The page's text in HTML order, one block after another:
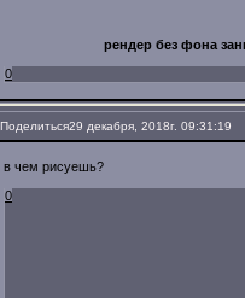
рендер без фона
0
Поделиться29 декабря, 2018г. 09:31:19
в чем рисуешь?
0